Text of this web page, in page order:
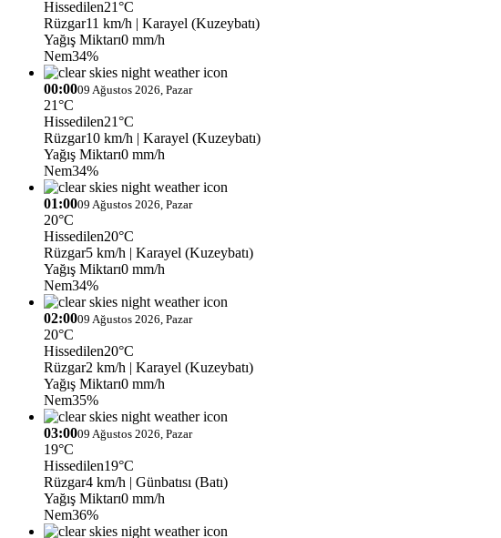
Hissedilen21°C
Rüzgar11 km/h | Karayel (Kuzeybatı)
Yağış Miktarı0 mm/h
Nem34%
00:0009 Ağustos 2026, Pazar
21°C
Hissedilen21°C
Rüzgar10 km/h | Karayel (Kuzeybatı)
Yağış Miktarı0 mm/h
Nem34%
01:0009 Ağustos 2026, Pazar
20°C
Hissedilen20°C
Rüzgar5 km/h | Karayel (Kuzeybatı)
Yağış Miktarı0 mm/h
Nem34%
02:0009 Ağustos 2026, Pazar
20°C
Hissedilen20°C
Rüzgar2 km/h | Karayel (Kuzeybatı)
Yağış Miktarı0 mm/h
Nem35%
03:0009 Ağustos 2026, Pazar
19°C
Hissedilen19°C
Rüzgar4 km/h | Günbatısı (Batı)
Yağış Miktarı0 mm/h
Nem36%